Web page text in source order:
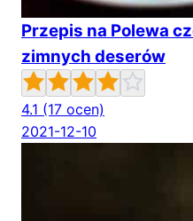
Przepis na Polewa
zimnych deserów
4.1 (17 ocen)
2021-12-10